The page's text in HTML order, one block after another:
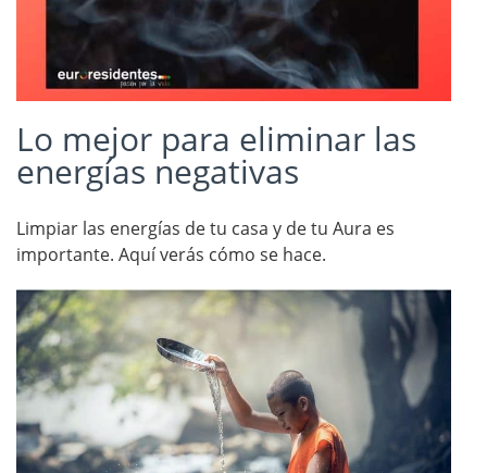
Lo mejor para eliminar las
energías negativas
Limpiar las energías de tu casa y de tu Aura es
importante. Aquí verás cómo se hace.